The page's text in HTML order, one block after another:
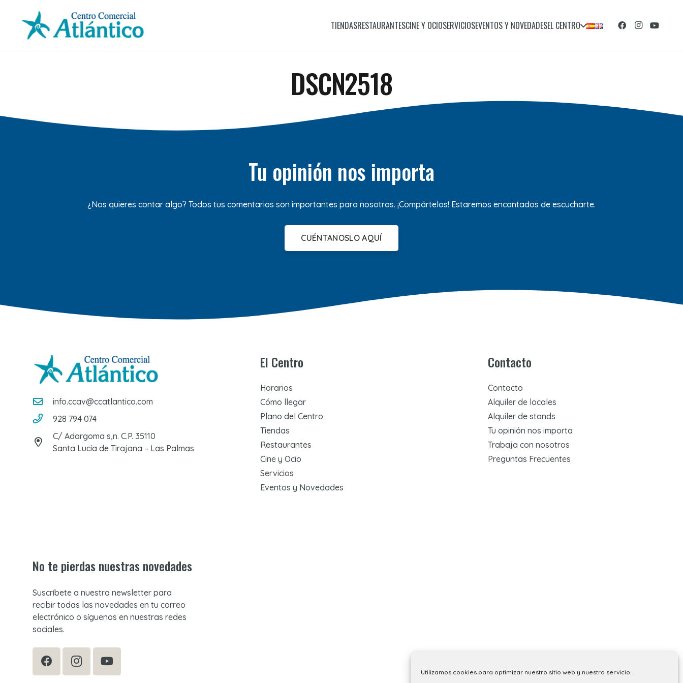
Utilizamos cookies para optimizar nuestro sitio web y nuestro servicio.
TIENDASRESTAURANTESCINE Y OCIOSERVICIOSEVENTOS Y NOVEDADESEL CENTRO
DSCN2518
Tu opinión nos importa
¿Nos quieres contar algo? Todos tus comentarios son importantes para nosotros. ¡Compártelos! Estaremos encantados de escucharte.
CUÉNTANOSLO AQUÍ
info.ccav@ccatlantico.com
928 794 074
C/ Adargoma s,n. C.P. 35110
Santa Lucía de Tirajana – Las Palmas
El Centro
Horarios
Cómo llegar
Plano del Centro
Tiendas
Restaurantes
Cine y Ocio
Servicios
Eventos y Novedades
Contacto
Contacto
Alquiler de locales
Alquiler de stands
Tu opinión nos importa
Trabaja con nosotros
Preguntas Frecuentes
No te pierdas nuestras novedades
Suscríbete a nuestra newsletter para
recibir todas las novedades en tu correo
electrónico o síguenos en nuestras redes
sociales.